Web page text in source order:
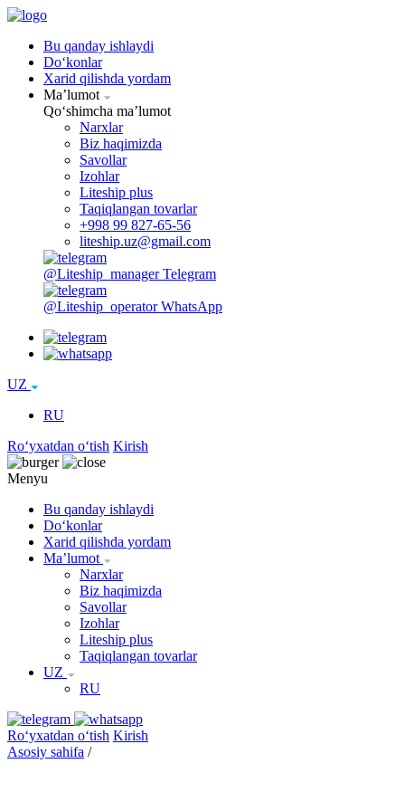
Bu qanday ishlaydi
Doʻkonlar
Xarid qilishda yordam
Maʼlumot
Qoʻshimcha maʼlumot
Narxlar
Biz haqimizda
Savollar
Izohlar
Liteship plus
Taqiqlangan tovarlar
+998 99 827-65-56
liteship.uz@gmail.com
@Liteship_manager Telegram
@Liteship_operator WhatsApp
UZ
RU
Roʻyxatdan oʻtish Kirish
Menyu
Bu qanday ishlaydi
Doʻkonlar
Xarid qilishda yordam
Maʼlumot
Narxlar
Biz haqimizda
Savollar
Izohlar
Liteship plus
Taqiqlangan tovarlar
UZ
RU
Roʻyxatdan oʻtish Kirish
Asosiy sahifa /